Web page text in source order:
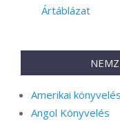
Ártáblázat
Amerikai könyvelés
Angol Könyvelés